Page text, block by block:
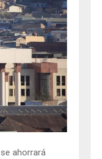
ahorrará